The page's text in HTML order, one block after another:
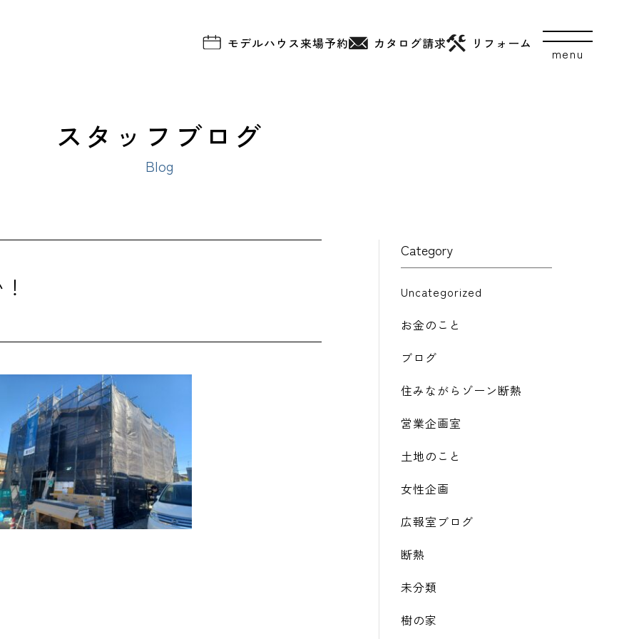
モデルハウス来場予約 カタログ請求 リフォーム
スタッフブログ
Blog
Category
Uncategorized
お金のこと
ブログ
住みながらゾーン断熱
営業企画室
土地のこと
女性企画
広報室ブログ
断熱
未分類
樹の家